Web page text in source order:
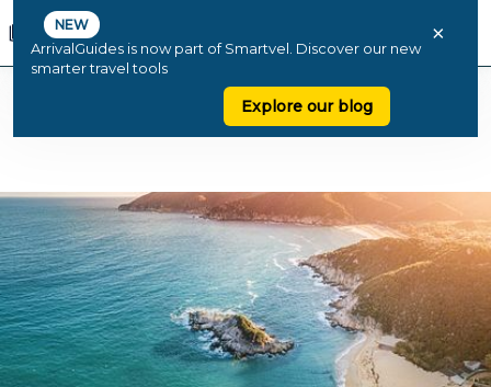
NEW
ArrivalGuides is now part of Smartvel. Discover our new
smarter travel tools
Explore our blog
×